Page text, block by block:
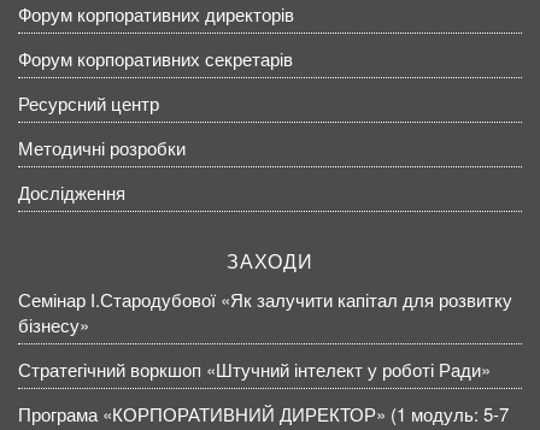
Форум корпоративних директорів
Форум корпоративних секретарів
Ресурсний центр
Методичні розробки
Дослідження
ЗАХОДИ
Семінар І.Стародубової «Як залучити капітал для розвитку
бізнесу»
Стратегічний воркшоп «Штучний інтелект у роботі Ради»
Програма «КОРПОРАТИВНИЙ ДИРЕКТОР» (1 модуль: 5-7